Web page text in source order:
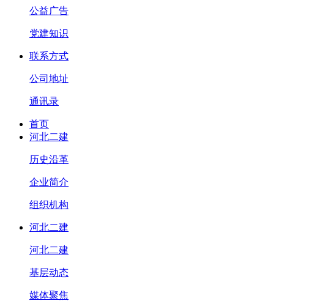
公益广告
党建知识
联系方式
公司地址
通讯录
首页
河北二建
历史沿革
企业简介
组织机构
河北二建
河北二建
基层动态
媒体聚焦